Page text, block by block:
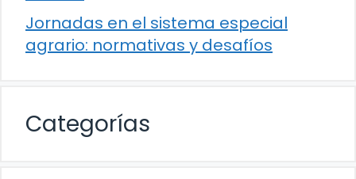
Jornadas en el sistema especial
agrario: normativas y desafíos
Categorías